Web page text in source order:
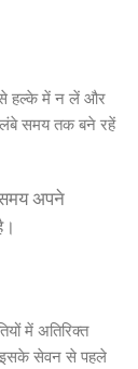
हल्के में न लें और
लंबे समय तक बने रहें
अपने
में अतिरिक्त
इसके सेवन से पहले